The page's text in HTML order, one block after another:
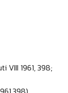
VIII 1961, 398;